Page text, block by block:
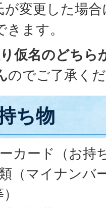
変更した場
ます。
仮名のどち
のでご了承く
ち物
カード（お持
（マイナンバ